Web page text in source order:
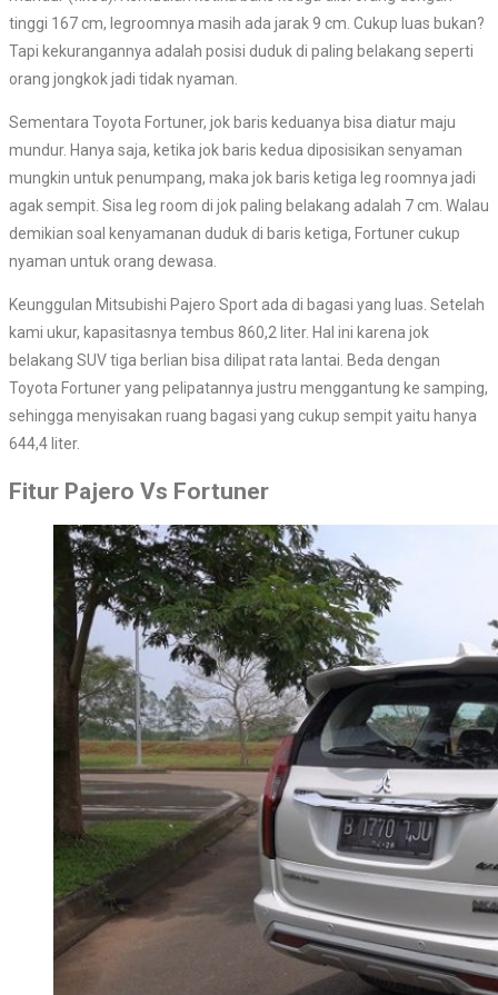
tinggi 167 cm, legroomnya masih ada jarak 9 cm. Cukup luas bukan?
Tapi kekurangannya adalah posisi duduk di paling belakang seperti
orang jongkok jadi tidak nyaman.
Sementara Toyota Fortuner, jok baris keduanya bisa diatur maju
mundur. Hanya saja, ketika jok baris kedua diposisikan senyaman
mungkin untuk penumpang, maka jok baris ketiga leg roomnya jadi
agak sempit. Sisa leg room di jok paling belakang adalah 7 cm. Walau
demikian soal kenyamanan duduk di baris ketiga, Fortuner cukup
nyaman untuk orang dewasa.
Keunggulan Mitsubishi Pajero Sport ada di bagasi yang luas. Setelah
kami ukur, kapasitasnya tembus 860,2 liter. Hal ini karena jok
belakang SUV tiga berlian bisa dilipat rata lantai. Beda dengan
Toyota Fortuner yang pelipatannya justru menggantung ke samping,
sehingga menyisakan ruang bagasi yang cukup sempit yaitu hanya
644,4 liter.
Fitur Pajero Vs Fortuner